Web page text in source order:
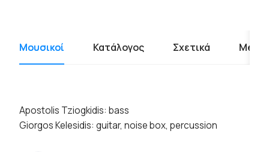
Μουσικοί Κατάλογος Σχετικά Media
Apostolis Tziogkidis: bass
Giorgos Kelesidis: guitar, noise box, percussion